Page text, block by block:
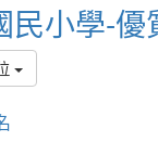
民小學-優